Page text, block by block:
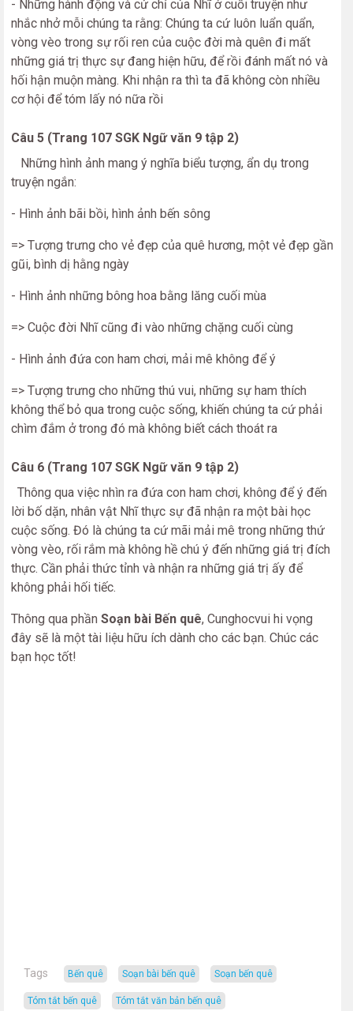
- Những hành động và cử chỉ của Nhĩ ở cuối truyện như
nhắc nhở mỗi chúng ta rằng: Chúng ta cứ luôn luẩn quẩn,
vòng vèo trong sự rối ren của cuộc đời mà quên đi mất
những giá trị thực sự đang hiện hữu, để rồi đánh mất nó và
hối hận muộn màng. Khi nhận ra thì ta đã không còn nhiều
cơ hội để tóm lấy nó nữa rồi
Câu 5 (Trang 107 SGK Ngữ văn 9 tập 2)
Những hình ảnh mang ý nghĩa biểu tượng, ẩn dụ trong
truyện ngắn:
- Hình ảnh bãi bồi, hình ảnh bến sông
=> Tượng trưng cho vẻ đẹp của quê hương, một vẻ đẹp gần
gũi, bình dị hằng ngày
- Hình ảnh những bông hoa bằng lăng cuối mùa
=> Cuộc đời Nhĩ cũng đi vào những chặng cuối cùng
- Hình ảnh đứa con ham chơi, mải mê không để ý
=> Tượng trưng cho những thú vui, những sự ham thích
không thể bỏ qua trong cuộc sống, khiến chúng ta cứ phải
chìm đắm ở trong đó mà không biết cách thoát ra
Câu 6 (Trang 107 SGK Ngữ văn 9 tập 2)
Thông qua việc nhìn ra đứa con ham chơi, không để ý đến
lời bố dặn, nhân vật Nhĩ thực sự đã nhận ra một bài học
cuộc sống. Đó là chúng ta cứ mãi mải mê trong những thứ
vòng vèo, rối rắm mà không hề chú ý đến những giá trị đích
thực. Cần phải thức tỉnh và nhận ra những giá trị ấy để
không phải hối tiếc.
Thông qua phần Soạn bài Bến quê, Cunghocvui hi vọng
đây sẽ là một tài liệu hữu ích dành cho các bạn. Chúc các
bạn học tốt!
Tags Bến quê soạn bài bến quê soạn bến quê
tóm tắt bến quê tóm tắt văn bản bến quê